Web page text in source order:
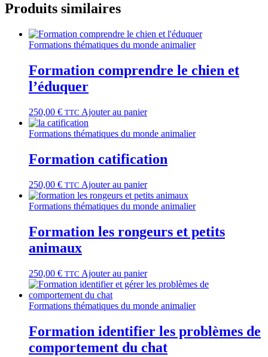
Produits similaires
Formations thématiques du monde animalier
Formation comprendre le chien et
l’éduquer
250,00 € TTC Ajouter au panier
Formations thématiques du monde animalier
Formation catification
250,00 € TTC Ajouter au panier
Formations thématiques du monde animalier
Formation les rongeurs et petits
animaux
250,00 € TTC Ajouter au panier
Formations thématiques du monde animalier
Formation identifier les problèmes de
comportement du chat